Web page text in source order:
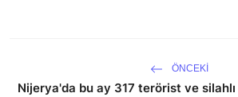
ÖNCEKI
Nijerya'da bu ay 317 terörist ve